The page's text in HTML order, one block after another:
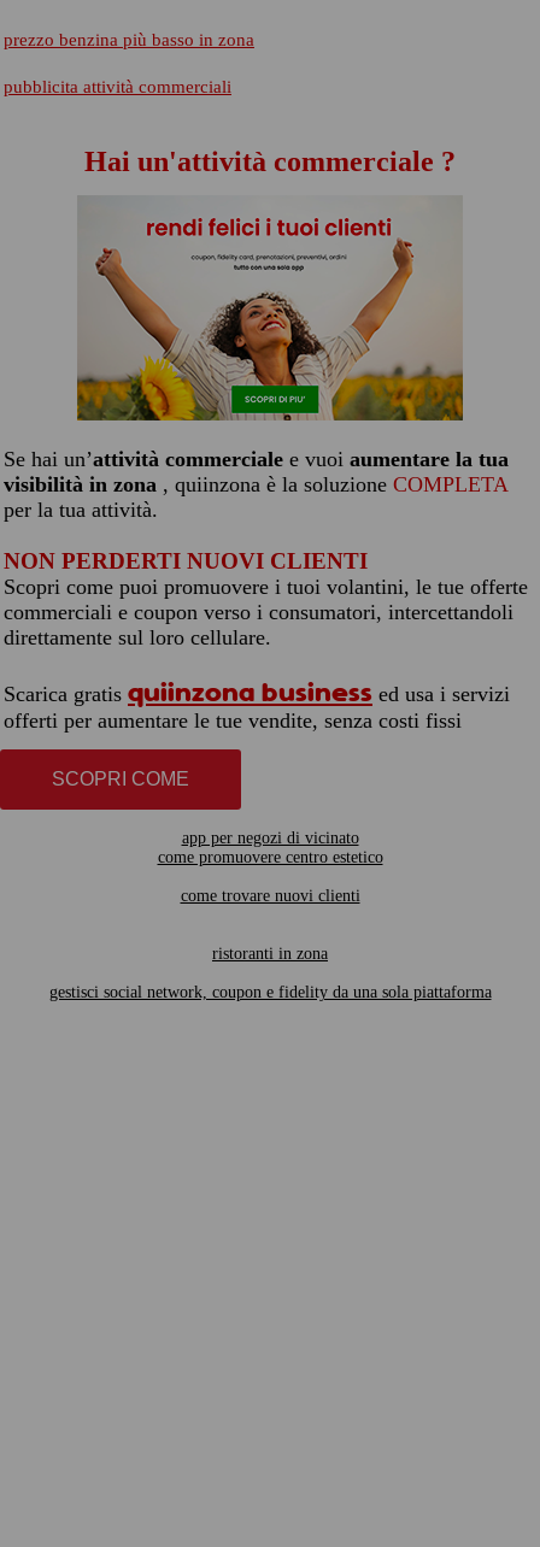
prezzo benzina più basso in zona
pubblicita attività commerciali
Hai un'attività commerciale ?
Se hai un’attività commerciale e vuoi aumentare la tua
visibilità in zona , quiinzona è la soluzione COMPLETA
per la tua attività.
NON PERDERTI NUOVI CLIENTI
Scopri come puoi promuovere i tuoi volantini, le tue offerte
commerciali e coupon verso i consumatori, intercettandoli
direttamente sul loro cellulare.
Scarica gratis quiinzona business ed usa i servizi
offerti per aumentare le tue vendite, senza costi fissi
SCOPRI COME
app per negozi di vicinato
come promuovere centro estetico
come trovare nuovi clienti
ristoranti in zona
gestisci social network, coupon e fidelity da una sola piattaforma